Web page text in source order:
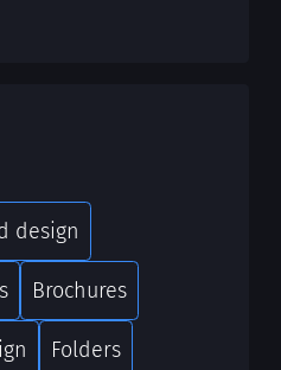
design
Brochures
Folders